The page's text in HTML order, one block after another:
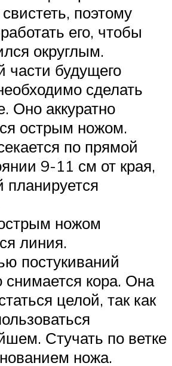
поэтому
его, чтобы
округлым.
части будущего
сделать
Оно аккуратно
острым ножом.
по прямой
9-11 см от края,
планируется
ножом
линия.
постукиваний
снимается кора. Она
целой, так как
Стучать по ветке
ножа.